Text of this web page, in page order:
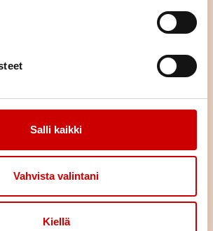
Salli kaikki
Vahvista valintani
Kiellä
tarinoiden kuuleminen auttaa.
cookies.